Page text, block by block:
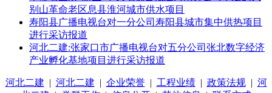
别山革命老区息县淮河城市供水项目
寿阳县广播电视台对一分公司寿阳县城市集中供热项目
进行采访报道
河北二建:张家口市广播电视台对五分公司张北数字经济
产业孵化基地项目进行采访报道
河北二建 | 河北二建 | 企业荣誉| 工程业绩| 政策法规| 河